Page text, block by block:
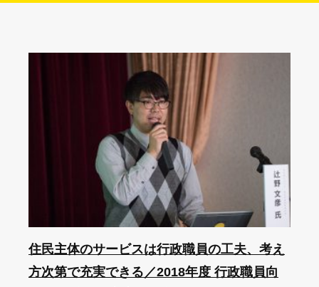
住民主体のサービスは行政職員の工夫、考え
方次第で充実できる／2018年度 行政職員向